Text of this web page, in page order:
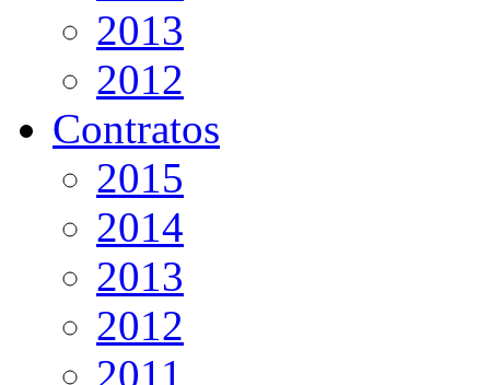
2013
2012
Contratos
2015
2014
2013
2012
2011